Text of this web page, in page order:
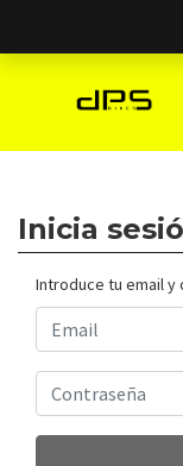
Inicia
Introduce tu email